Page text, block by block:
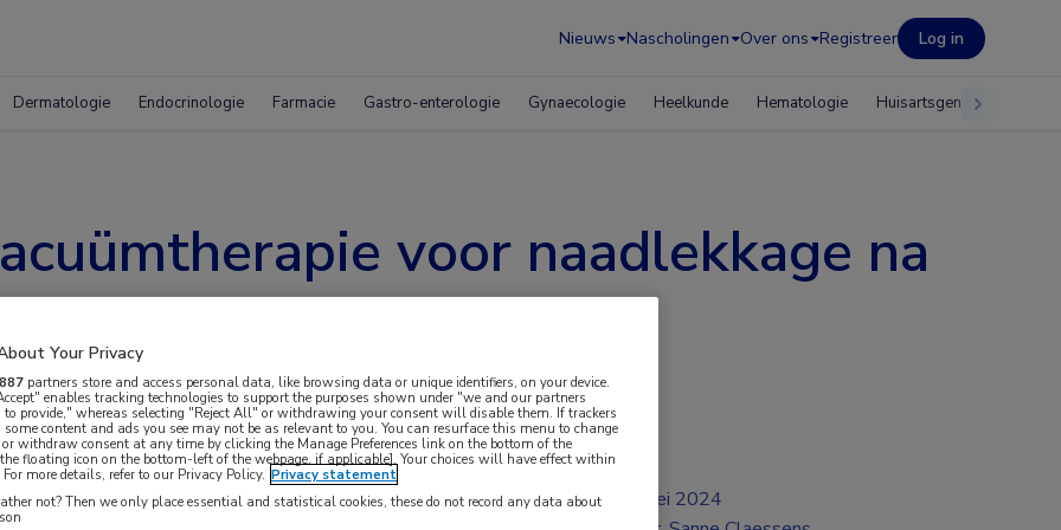
Nieuws Nascholingen Over ons Registreer Log in
Dermatologie Endocrinologie Farmacie Gastro-enterologie Gynaecologie Heelkunde Hematologie Huisartsgeneeskunde
voor naadlekkage na
tractus digestivus
voor lekkage van een
mei 2024
Your Privacy
887 partners store and access personal data, like browsing data or unique identifiers, on your device.
enables tracking technologies to support the purposes shown under "we and our partners
to provide," whereas selecting "Reject All" or withdrawing your consent will disable them. If trackers
some content and ads you see may not be as relevant to you. You can resurface this menu to change
or withdraw consent at any time by clicking the Manage Preferences link on the bottom of the
floating icon on the bottom-left of the webpage, if applicable]. Your choices will have effect within
more details, refer to our Privacy Policy. Privacy statement
not? Then we only place essential and statistical cookies, these do not record any data about